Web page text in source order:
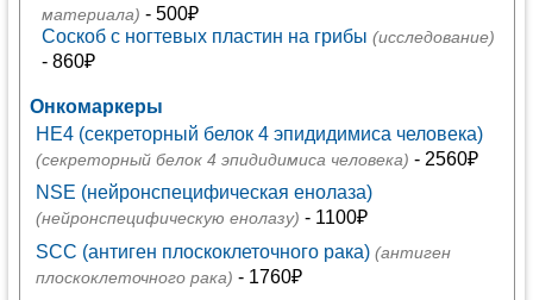
материала) - 500₽
Соскоб с ногтевых пластин на грибы (исследование)
- 860₽
Онкомаркеры
HE4 (секреторный белок 4 эпидидимиса человека)
(секреторный белок 4 эпидидимиса человека) - 2560₽
NSE (нейронспецифическая енолаза)
(нейронспецифическую енолазу) - 1100₽
SCC (антиген плоскоклеточного рака) (антиген
плоскоклеточного рака) - 1760₽